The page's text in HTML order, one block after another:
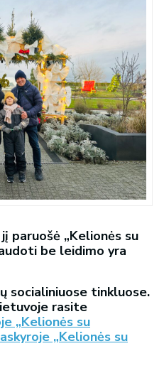
paruošė „Kelionės su
be leidimo yra
socialiniuose tinkluose.
rasite
„Kelionės su
„Kelionės su